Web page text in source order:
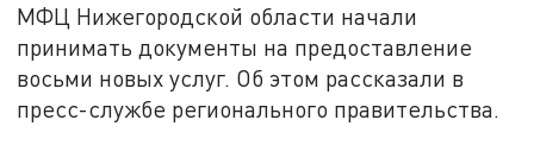
МФЦ Нижегородской области начали
принимать документы на предоставление
восьми новых услуг. Об этом рассказали в
пресс-службе регионального правительства.